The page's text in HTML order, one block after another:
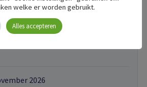
2026
welke er worden gebruikt.
Alles accepteren